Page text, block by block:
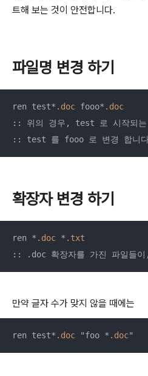
트해 보는 것이 안전합니다.
파일명 변경 하기
ren test* .doc fooo* .doc
:: 위의 경우, test 로 시작되
확장자 변경 하기
ren * .doc * .txt
만약 글자 수가 맞지 않을 때에는
ren test* .doc "foo * .doc"